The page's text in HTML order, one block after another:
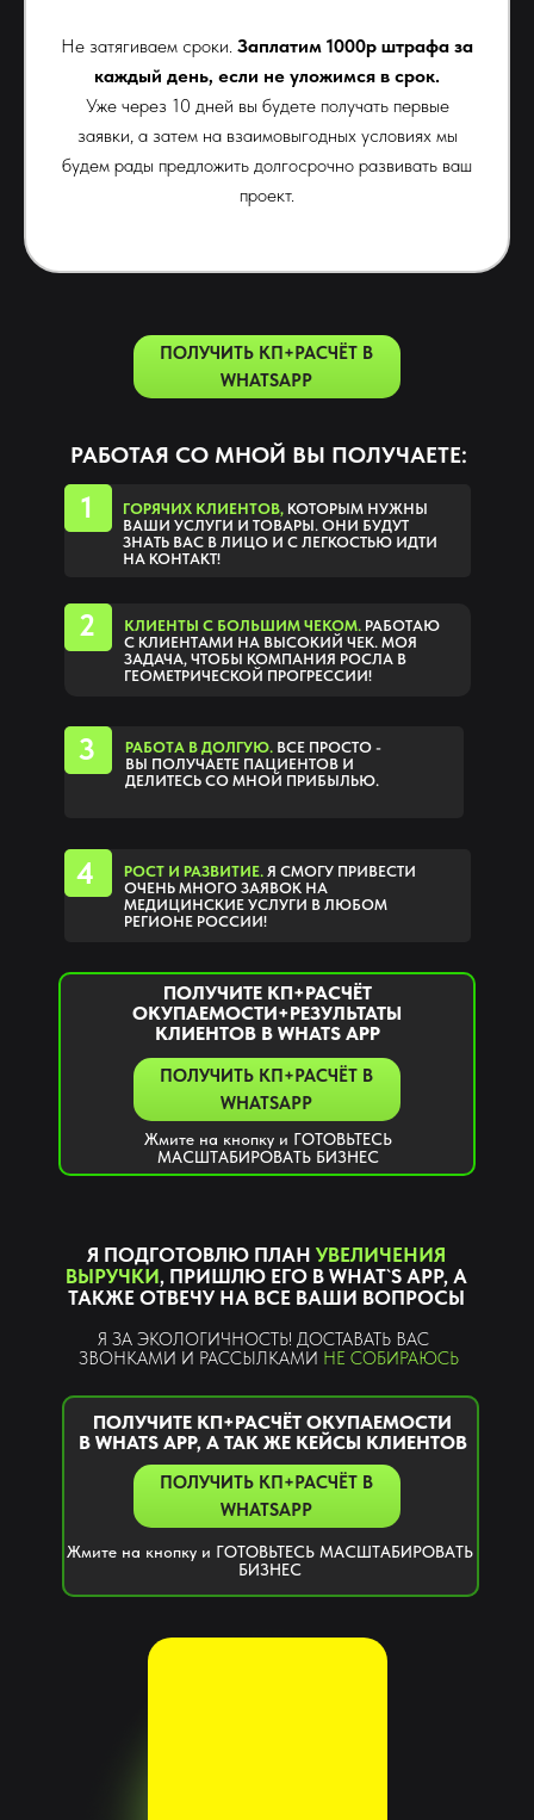
Не затягиваем сроки. Заплатим 1000р штрафа за
каждый день, если не уложимся в срок.
Уже через 10 дней вы будете получать первые
заявки, а затем на взаимовыгодных условиях мы
будем рады предложить долгосрочно развивать ваш
проект.
ПОЛУЧИТЬ КП+РАСЧЁТ В
WHATSAPP
РАБОТАЯ СО МНОЙ ВЫ ПОЛУЧАЕТЕ:
ГОРЯЧИХ КЛИЕНТОВ,КОТОРЫМ НУЖНЫ
ВАШИ УСЛУГИ И ТОВАРЫ. ОНИ БУДУТ
ЗНАТЬ ВАС В ЛИЦО И С ЛЕГКОСТЬЮ ИДТИ
НА КОНТАКТ!
КЛИЕНТЫ С БОЛЬШИМ ЧЕКОМ.РАБОТАЮ
С КЛИЕНТАМИ НА ВЫСОКИЙ ЧЕК. МОЯ
ЗАДАЧА, ЧТОБЫ КОМПАНИЯ РОСЛА В
ГЕОМЕТРИЧЕСКОЙ ПРОГРЕССИИ!
РАБОТА В ДОЛГУЮ.ВСЕ ПРОСТО -
ВЫ ПОЛУЧАЕТЕ ПАЦИЕНТОВ И
ДЕЛИТЕСЬ СО МНОЙ ПРИБЫЛЬЮ.
РОСТ И РАЗВИТИЕ. Я СМОГУ ПРИВЕСТИ
ОЧЕНЬ МНОГО ЗАЯВОК НА
МЕДИЦИНСКИЕ УСЛУГИ В ЛЮБОМ
РЕГИОНЕ РОССИИ!
ПОЛУЧИТЕ КП+РАСЧЁТ
ОКУПАЕМОСТИ+РЕЗУЛЬТАТЫ
КЛИЕНТОВ В WHATS APP
Жмите на кнопку и ГОТОВЬТЕСЬ
МАСШТАБИРОВАТЬ БИЗНЕС
2
1
3
4
ПОЛУЧИТЬ КП+РАСЧЁТ В
WHATSAPP
Я ПОДГОТОВЛЮ ПЛАН УВЕЛИЧЕНИЯ
ВЫРУЧКИ, ПРИШЛЮ ЕГО В WHAT`S APP, А
ТАКЖЕ ОТВЕЧУ НА ВСЕ ВАШИ ВОПРОСЫ
Я ЗА ЭКОЛОГИЧНОСТЬ! ДОСТАВАТЬ ВАС
ЗВОНКАМИ И РАССЫЛКАМИ НЕ СОБИРАЮСЬ
ПОЛУЧИТЕ КП+РАСЧЁТ ОКУПАЕМОСТИ
В WHATS APP, А ТАК ЖЕ КЕЙСЫ КЛИЕНТОВ
Жмите на кнопку и ГОТОВЬТЕСЬ МАСШТАБИРОВАТЬ
БИЗНЕС
ПОЛУЧИТЬ КП+РАСЧЁТ В
WHATSAPP